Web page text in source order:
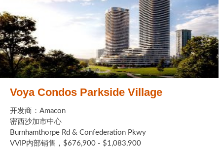
Voya Condos Parkside Village
开发商：Amacon
密西沙加市中心
Burnhamthorpe Rd & Confederation Pkwy
VVIP内部销售，$676,900 - $1,083,900